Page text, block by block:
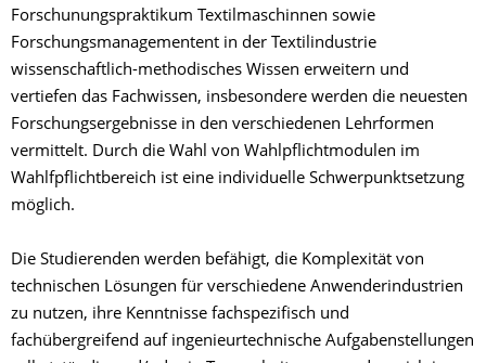
Forschunungspraktikum Textilmaschinnen sowie
Forschungsmanagementent in der Textilindustrie
wissenschaftlich-methodisches Wissen erweitern und
vertiefen das Fachwissen, insbesondere werden die neuesten
Forschungsergebnisse in den verschiedenen Lehrformen
vermittelt. Durch die Wahl von Wahlpflichtmodulen im
Wahlfpflichtbereich ist eine individuelle Schwerpunktsetzung
möglich.
Die Studierenden werden befähigt, die Komplexität von
technischen Lösungen für verschiedene Anwenderindustrien
zu nutzen, ihre Kenntnisse fachspezifisch und
fachübergreifend auf ingenieurtechnische Aufgabenstellungen